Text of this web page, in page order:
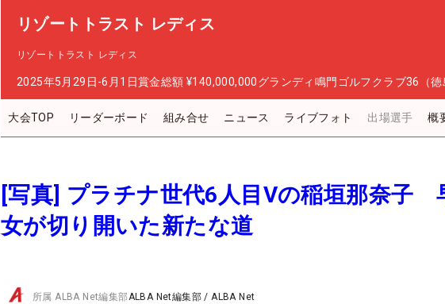
リゾートトラスト レディス
リゾートトラスト レディス
2025年5月29日-6月1日賞金総額 ¥140,000,000グランディ鳴門ゴルフクラブ36（徳
大会TOP リーダーボード 組み合せ ニュース ライブフォト 出場選手 概
[写真] プラチナ世代6人目Vの稲垣那奈子
女が切り開いた新たな道
所属ALBA Net編集部ALBA Net編集部 /ALBA Net